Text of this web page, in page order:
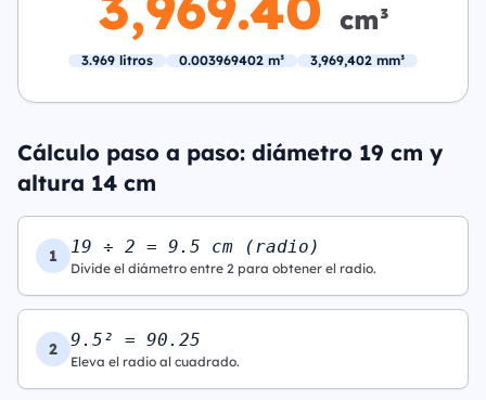
cm³
3.969 litros 0.003969402 m³ 3,969,402 mm³
Cálculo paso a paso: diámetro 19 cm y
altura 14 cm
1 19 ÷ 2 = 9.5 cm (radio)
Divide el diámetro entre 2 para obtener el radio.
2 9.5² = 90.25
Eleva el radio al cuadrado.